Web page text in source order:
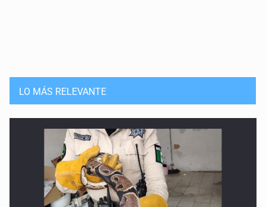
LO MÁS RELEVANTE